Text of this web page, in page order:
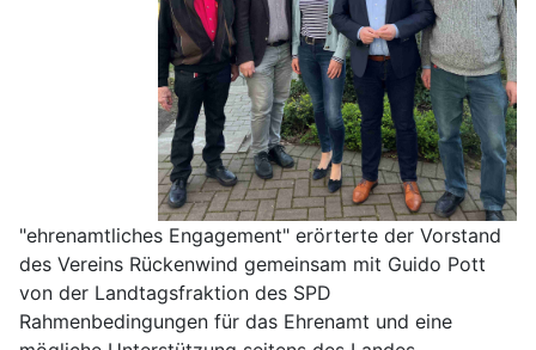
"ehrenamtliches Engagement" erörterte der Vorstand
des Vereins Rückenwind gemeinsam mit Guido Pott
von der Landtagsfraktion des SPD
Rahmenbedingungen für das Ehrenamt und eine